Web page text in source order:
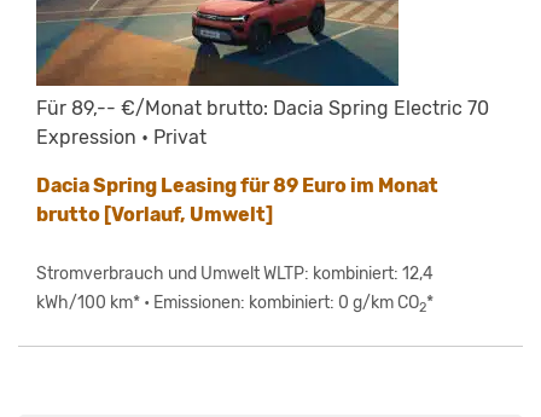
Für 89,-- €/Monat brutto: Dacia Spring Electric 70
Expression • Privat
Dacia Spring Leasing für 89 Euro im Monat
brutto [Vorlauf, Umwelt]
Stromverbrauch und Umwelt WLTP: kombiniert: 12,4
kWh/100 km* • Emissionen: kombiniert: 0 g/km CO2*